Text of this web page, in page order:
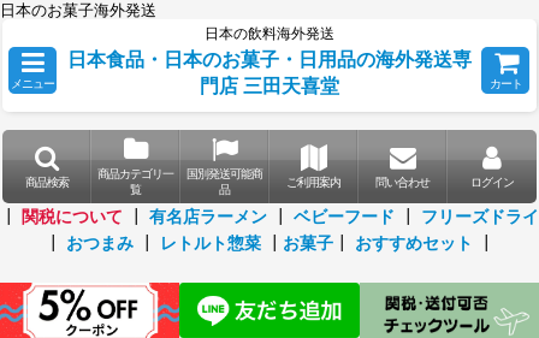
日本のお菓子海外発送
日本の飲料海外発送
メニュー
日本食品・日本のお菓子・日用品の海外発送専
門店 三田天喜堂
カート
商品検索
商品カテゴリ一
覧
国別発送可能商
品
ご利用案内 問い合わせ ログイン
関税について 有名店ラーメン ベビーフード
フリーズドライ
おつまみ レトルト惣菜 お菓子 おすすめセット